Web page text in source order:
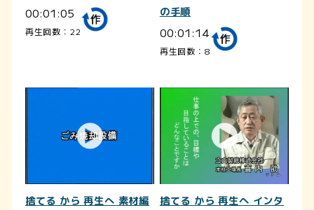
00:01:05
再生回数：22
の手順
00:01:14
再生回数：8
捨てる から 再生へ 素材編
捨てる から 再生へ インタ